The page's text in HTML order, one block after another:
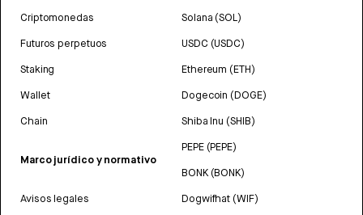
Criptomonedas
Futuros perpetuos
Staking
Wallet
Chain
Marco jurídico y normativo
Avisos legales
Solana (SOL)
USDC (USDC)
Ethereum (ETH)
Dogecoin (DOGE)
Shiba Inu (SHIB)
PEPE (PEPE)
BONK (BONK)
Dogwifhat (WIF)